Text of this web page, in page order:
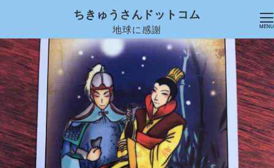
ちきゅうさんドットコム
地球に感謝 MENU